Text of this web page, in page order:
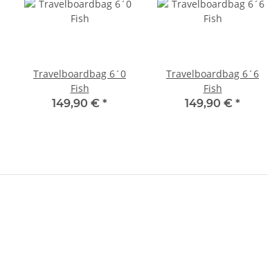
Travelboardbag 6´0
Fish
149,90 € *
Travelboardbag 6´6
Fish
149,90 € *